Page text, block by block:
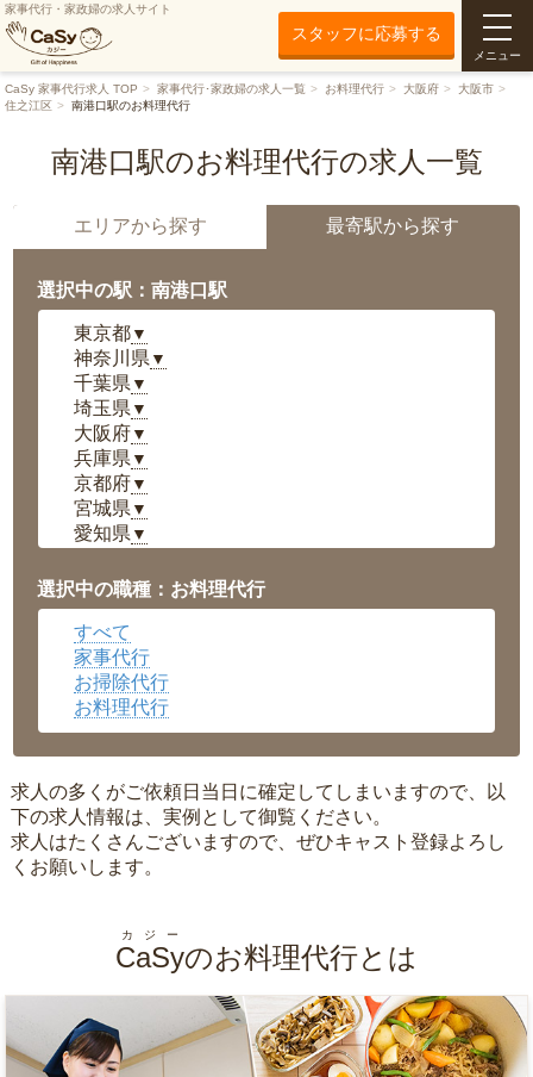
家事代行・家政婦の求人サイト
スタッフに応募する
メニュー
CaSy 家事代行求人 TOP 家事代行･家政婦の求人一覧 お料理代行 大阪府
大阪市
住之江区
南港口駅のお料理代行
南港口駅のお料理代行の求人一覧
エリアから探す 最寄駅から探す
選択中の駅：南港口駅
東京都▼
神奈川県 ▼
千葉県 ▼
埼玉県 ▼
大阪府▼
兵庫県 ▼
京都府▼
宮城県 ▼
愛知県 ▼
岡山県▼
広島県▼
沖縄県
選択中の職種：お料理代行
すべて
家事代行
お掃除代行
お料理代行
求人の多くがご依頼日当日に確定してしまいますので、以
下の求人情報は、実例として御覧ください。
求人はたくさんございますので、ぜひキャスト登録よろし
くお願いします。
CaSy
カジー
のお料理代行とは